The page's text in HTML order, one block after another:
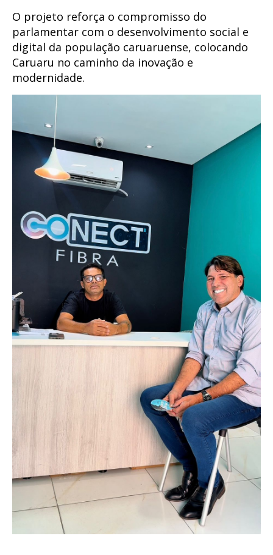
O projeto reforça o compromisso do
parlamentar com o desenvolvimento social e
digital da população caruaruense, colocando
Caruaru no caminho da inovação e
modernidade.